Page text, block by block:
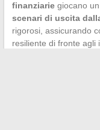
finanziariegiocano un
scenari di uscita
rigorosi, assicurando
resiliente di fronte agli